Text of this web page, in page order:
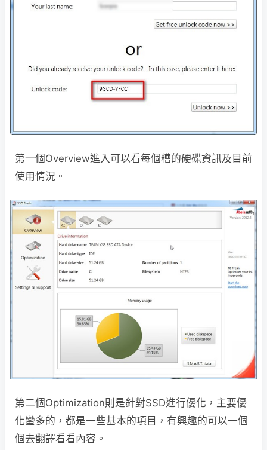
第一個Overview進入可以看每個糟的硬碟資訊及目前
使用情況。
第二個Optimization則是針對SSD進行優化，主要優
化蠻多的，都是一些基本的項目，有興趣的可以一個
個去翻譯看看內容。